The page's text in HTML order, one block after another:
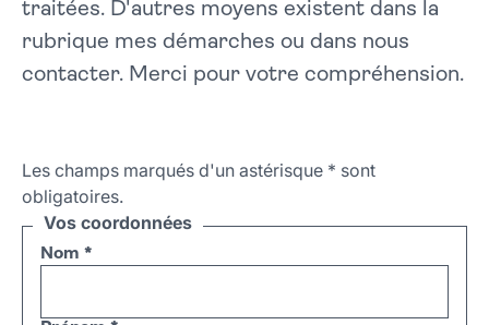
traitées. D'autres moyens existent dans la
rubrique mes démarches ou dans nous
contacter. Merci pour votre compréhension.
Les champs marqués d'un astérisque * sont
obligatoires.
Vos coordonnées
Nom *